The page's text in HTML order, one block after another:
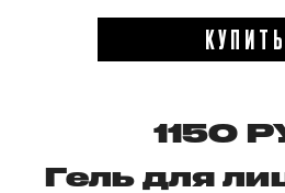
КУПИТЬ
1150
Гель для